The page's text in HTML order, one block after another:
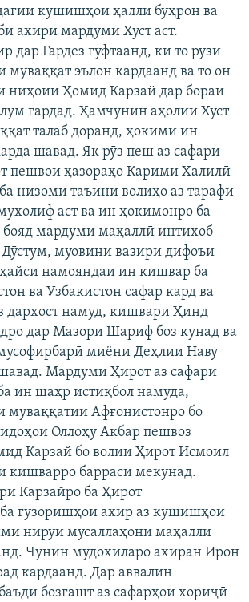
кӯшишҳои ҳалли бӯҳрон ва
ахири мардуми Хуст аст.
дар Гардез гуфтаанд, ки то рӯзи
муваққат эълон кардаанд ва то он
ниҳоии Ҳомид Карзай дар бораи
гардад. Ҳамчунин аҳолии Хуст
талаб доранд, ҳокими ин
шавад. Як рӯз пеш аз сафари
пешвои ҳазораҳо Карими Халилӣ
низоми таъини волиҳо аз тарафи
аст ва ин ҳокимонро ба
бояд мардуми маҳаллӣ интихоб
муовини вазири дифоъи
намояндаи ин кишвар ба
ва Ӯзбакистон сафар кард ва
дархост намуд, кишвари Ҳинд
дар Мазори Шариф боз кунад ва
миёни Деҳлии Наву
Мардуми Ҳирот аз сафари
ин шаҳр истиқбол намуда,
муваққатии Афғонистонро бо
Оллоҳу Акбар пешвоз
Карзай бо волии Ҳирот Исмоил
кишварро баррасӣ мекунад.
Карзайро ба Ҳирот
ба гузоришҳои ахир аз кӯшишҳои
нирӯи мусаллаҳони маҳаллӣ
Чунин мудохиларо ахиран Ирон
кардаанд. Дар аввалин
бозгашт аз сафарҳои хориҷӣ